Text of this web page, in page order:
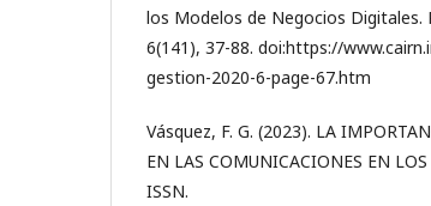
los Modelos de Negocios Digitales.
6(141), 37-88. doi:https://
gestion-2020-6-page-67.htm
Vásquez, F. G. (2023). LA
EN LAS COMUNICACIONES EN
ISSN.